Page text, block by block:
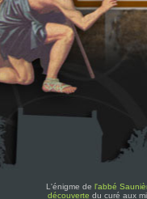
L'énigme de l'abbé
découverte du curé aux